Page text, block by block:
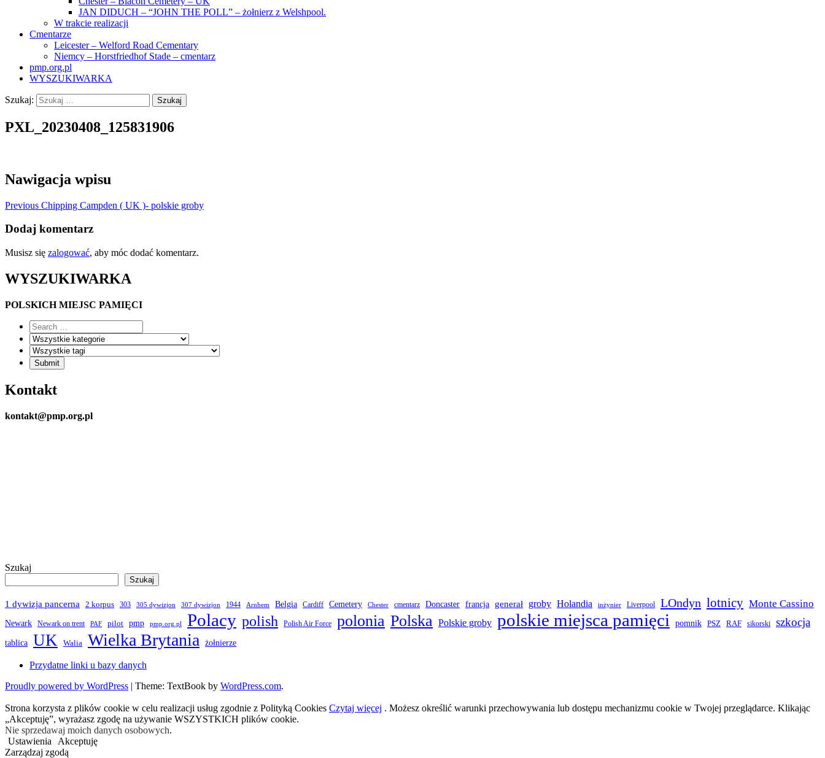
JAN DIDUCH – “JOHN THE POLL” – żołnierz z Welshpool.
W trakcie realizacji
Cmentarze
Leicester – Welford Road Cementary
Niemcy – Horstfriedhof Stade – cmentarz
pmp.org.pl
WYSZUKIWARKA
Szukaj:
PXL_20230408_125831906
Nawigacja wpisu
Previous Chipping Campden ( UK )- polskie groby
Dodaj komentarz
Musisz się zalogować, aby móc dodać komentarz.
WYSZUKIWARKA
POLSKICH MIEJSC PAMIĘCI
Kontakt
kontakt@pmp.org.pl
Szukaj
Szukaj
1 dywizja pancerna 2 korpus 303 305 dywizjon 307 dywizjon 1944 Arnhem Belgia Cardiff Cemetery Chester cmentarz Doncaster francja generał groby Holandia inżynier Liverpool LOndyn lotnicy Monte Cassino
Newark Newark on trent PAF pilot pmp pmp.org.pl Polacy polish Polish Air Force polonia Polska Polskie groby polskie miejsca pamięci pomnik PSZ RAF sikorski szkocja
tablica UK Walia Wielka Brytania żołnierze
Przydatne linki u bazy danych
Proudly powered by WordPress | Theme: TextBook by WordPress.com.
Strona korzysta z plików cookie w celu realizacji usług zgodnie z Polityką Cookies Czytaj więcej . Możesz określić warunki przechowywania lub dostępu mechanizmu cookie w Twojej przeglądarce. Klikając
„Akceptuję”, wyrażasz zgodę na używanie WSZYSTKICH plików cookie.
Nie sprzedawaj moich danych osobowych.
Ustawienia
Akceptuję
Zarządzaj zgodą